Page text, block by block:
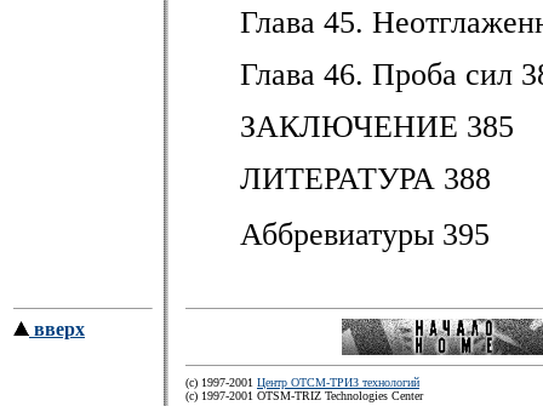
Глава 45.
Глава 46. Проба сил
ЗАКЛЮЧЕНИЕ 385
ЛИТЕРАТУРА 388
Аббревиатуры 395
вверх
(c) 1997-2001 Центр ОТСМ-ТРИЗ технологий
(с) 1997-2001 OTSM-TRIZ Technologies Center